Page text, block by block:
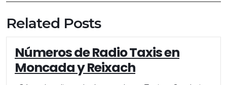
navigation
Related Posts
Números de Radio Taxis en
Moncada y Reixach